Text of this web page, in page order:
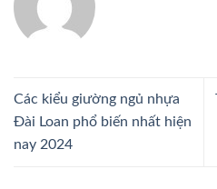
Các kiểu giường ngủ nhựa
Đài Loan phổ biến nhất hiện
nay 2024